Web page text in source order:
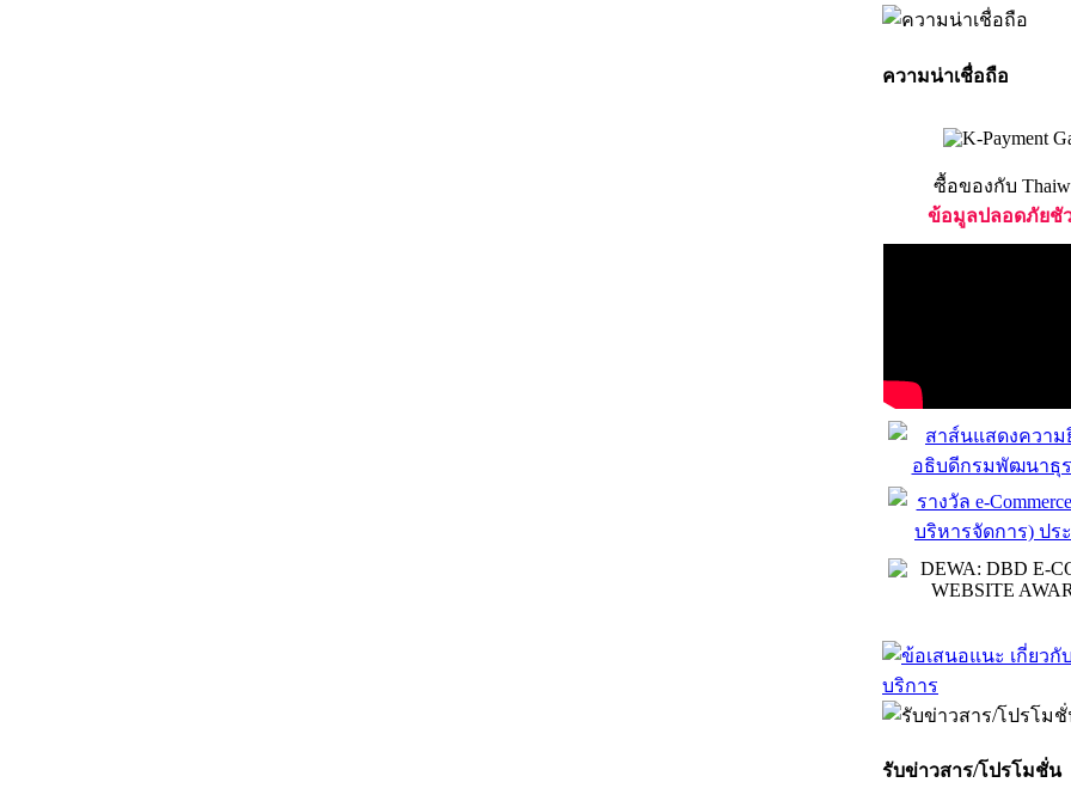
ความน่าเชื่อถือ
ซื้อของกับ
ข้อมูลปลอดภัยชัว
รับข่าวสาร/โปรโมชั่น